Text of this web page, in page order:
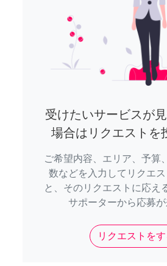
受けたいサービスが
場合はリクエストを
ご希望内容、エリア、予算
数などを入力してリクエ
と、そのリクエストに応え
サポーターから応募が
リクエストをす